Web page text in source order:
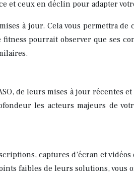
et ceux en déclin pour adapter
à jour. Cela vous permettra de
pourrait observer que ses
de leurs mises à jour récentes
les acteurs majeurs de
captures d’écran et vidéos
faibles de leurs solutions, vous